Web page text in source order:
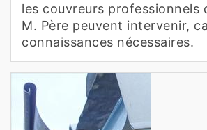
les couvreurs professionnels
M. Père peuvent intervenir,
connaissances nécessaires.